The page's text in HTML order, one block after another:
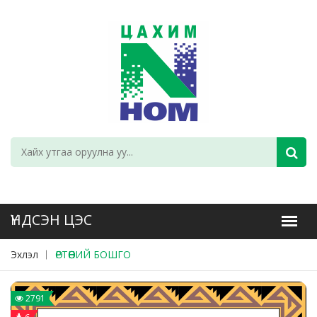
Эхлэл ӨРТӨӨНИЙ БОШГО
2791